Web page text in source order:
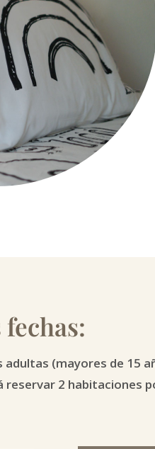
(mayores de 15
reservar 2 habitaciones